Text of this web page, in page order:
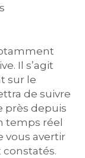
Il s’agit
sur le
de suivre
près depuis
temps réel
vous avertir